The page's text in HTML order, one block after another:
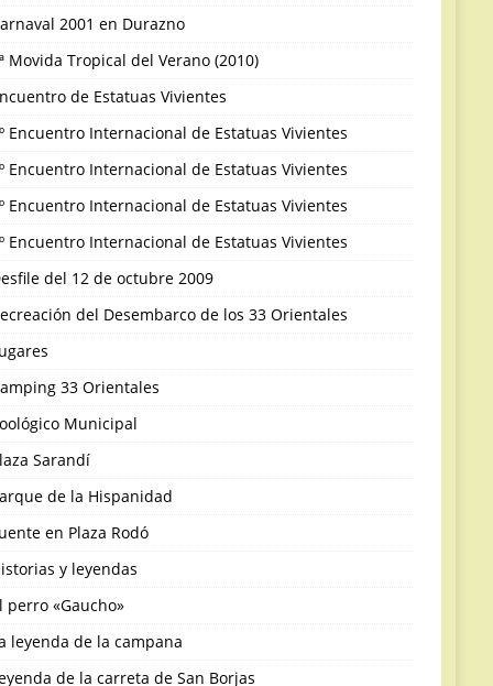
2001 en Durazno
Movida Tropical del Verano (2010)
de Estatuas Vivientes
Encuentro Internacional de Estatuas Vivientes
Encuentro Internacional de Estatuas Vivientes
Encuentro Internacional de Estatuas Vivientes
Encuentro Internacional de Estatuas Vivientes
del 12 de octubre 2009
del Desembarco de los 33 Orientales
33 Orientales
Municipal
Sarandí
de la Hispanidad
en Plaza Rodó
y leyendas
perro «Gaucho»
leyenda de la campana
de la carreta de San Borjas